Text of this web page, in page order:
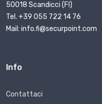
50018 Scandicci (FI)
Tel. +39 055 722 14 76
Mail: info.fi@securpoint.com
Info
Contattaci